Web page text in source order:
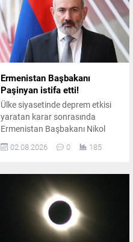
Ermenistan Başbakanı
Paşinyan istifa etti!
Ülke siyasetinde deprem etkisi
yaratan karar sonrasında
Ermenistan Başbakanı Nikol
görevinden ayrılırken, yeni süreç
oturumuna çevrildi.
02.08.2026 0 185